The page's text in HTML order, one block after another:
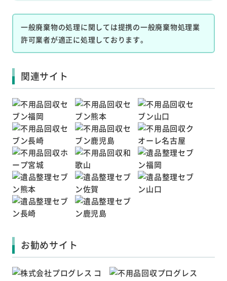
一般廃棄物の処理に関しては提携の一般廃棄物処理業
許可業者が適正に処理しております。
関連サイト
お勧めサイト